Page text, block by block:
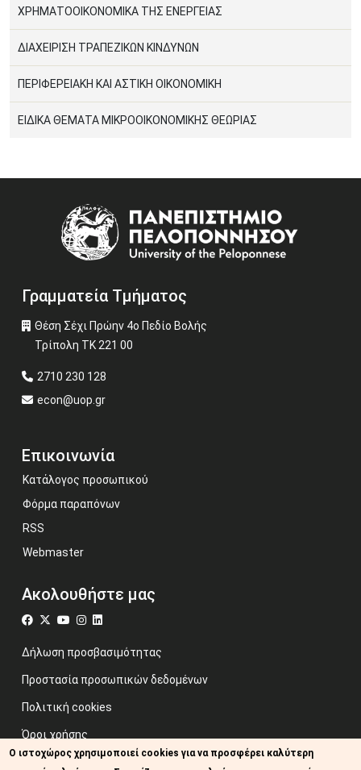
ΧΡΗΜΑΤΟΟΙΚΟΝΟΜΙΚΑ ΤΗΣ ΕΝΕΡΓΕΙΑΣ
ΔΙΑΧΕΙΡΙΣΗ ΤΡΑΠΕΖΙΚΩΝ ΚΙΝΔΥΝΩΝ
ΠΕΡΙΦΕΡΕΙΑΚΗ ΚΑΙ ΑΣΤΙΚΗ ΟΙΚΟΝΟΜΙΚΗ
ΕΙΔΙΚΑ ΘΕΜΑΤΑ ΜΙΚΡΟΟΙΚΟΝΟΜΙΚΗΣ ΘΕΩΡΙΑΣ
Γραμματεία Τμήματος
Θέση Σέχι Πρώην 4ο Πεδίο Βολής
Τρίπολη ΤΚ 221 00
2710 230 128
econ@uop.gr
Επικοινωνία
Κατάλογος προσωπικού
Φόρμα παραπόνων
RSS
Webmaster
Ακολουθήστε μας
Δήλωση προσβασιμότητας
Προστασία προσωπικών δεδομένων
Πολιτική cookies
Όροι χρήσης
Προηγούμενος ιστότοπος
Ο ιστοχώρος χρησιμοποιεί cookies για να προσφέρει καλύτερη